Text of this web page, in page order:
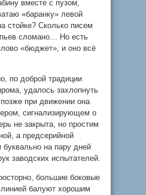
вместе с пузом,
«баранку» левой
стойке? Сколько писем
сломано… Но есть
«бюджет», и оно всё
по доброй традиции
удалось захлопнуть
при движении она
сигнализирующем о
не закрыта, но простим
а предсерийной
на пару дней
заводских испытателей.
большие боковые
балуют хорошим